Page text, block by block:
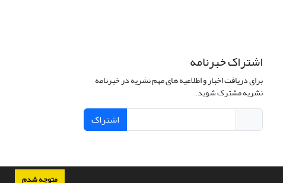
متوجه شدم
اشتراک خبرنامه
برای دریافت اخبار و اطلاعیه های مهم نشریه در خبرنامه
نشریه مشترک شوید.
اشتراک